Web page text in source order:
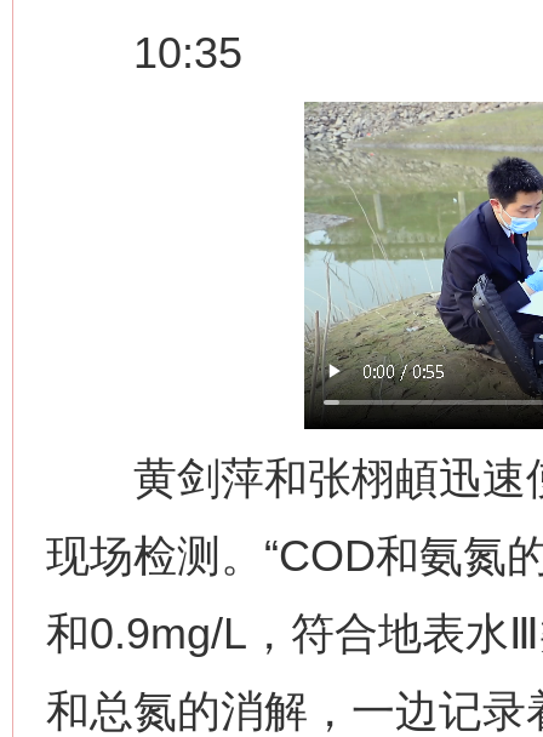
10:35
黄剑萍和张栩頔迅速
现场检测。“COD和氨氮
和0.9mg/L，符合地表水
和总氮的消解，一边记录